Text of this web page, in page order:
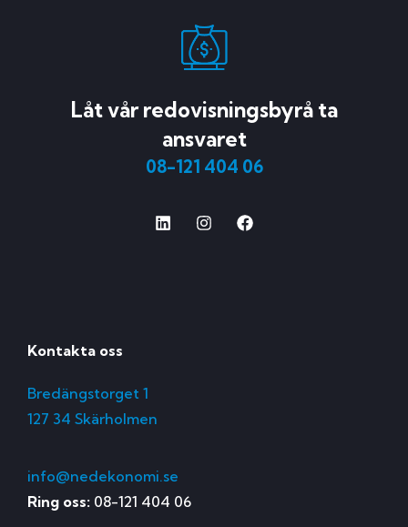
Låt vår redovisningsbyrå ta
ansvaret
08-121 404 06
Kontakta oss
Bredängstorget 1
127 34 Skärholmen
info@nedekonomi.se
Ring oss: 08-121 404 06